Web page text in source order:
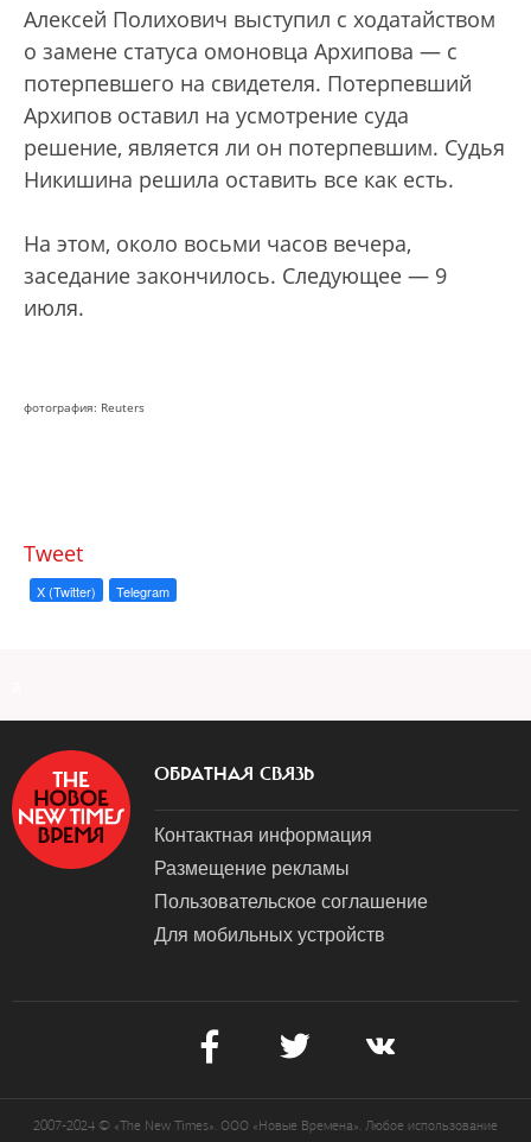
Алексей Полихович выступил с ходатайством
о замене статуса омоновца Архипова — с
потерпевшего на свидетеля. Потерпевший
Архипов оставил на усмотрение суда
решение, является ли он потерпевшим. Судья
Никишина решила оставить все как есть.
На этом, около восьми часов вечера,
заседание закончилось. Следующее — 9
июля.
фотография: Reuters
Tweet
X (Twitter) Telegram
ОБРАТНАЯ СВЯЗЬ
Контактная информация
Размещение рекламы
Пользовательское соглашение
Для мобильных устройств
2007-2024 © «The New Times». ООО «Новые Времена». Любое использование